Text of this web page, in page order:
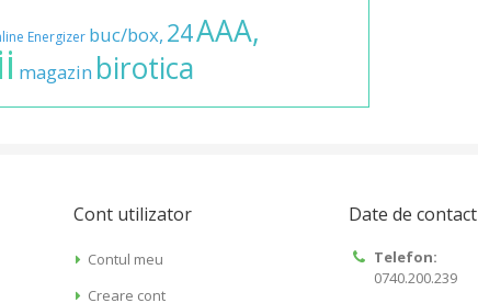
Energizer buc/box, 24AAA,
magazin birotica
Cont utilizator
Contul meu
Creare cont
Date de contact
Telefon:
0740.200.239